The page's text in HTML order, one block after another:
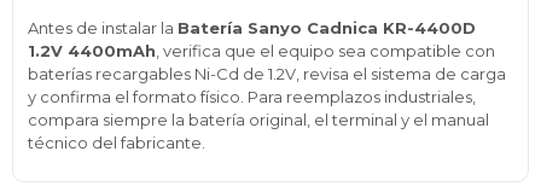
Antes de instalar la Batería Sanyo Cadnica KR-4400D
1.2V 4400mAh , verifica que el equipo sea compatible con
baterías recargables Ni-Cd de 1.2V, revisa el sistema de carga
y confirma el formato físico. Para reemplazos industriales,
compara siempre la batería original, el terminal y el manual
técnico del fabricante.